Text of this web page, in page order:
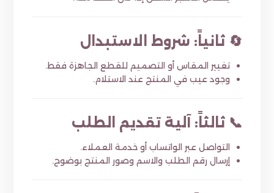
🔄 ثانياً: شروط الاستبدال
تغيير المقاس أو التصميم للقطع الجاهزة فقط.
وجود عيب في المنتج عند الاستلام.
📞 ثالثاً: آلية تقديم الطلب
التواصل عبر الواتساب أو خدمة العملاء.
إرسال رقم الطلب والاسم وصور المنتج بوضوح.